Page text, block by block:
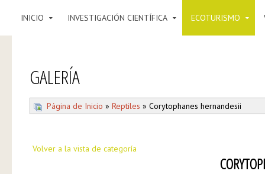
INICIO INVESTIGACIÓN CIENTÍFICA ECOTURISMO
GALERÍA
Página de Inicio » Reptiles » Corytophanes hernandesii
Volver a la vista de categoría